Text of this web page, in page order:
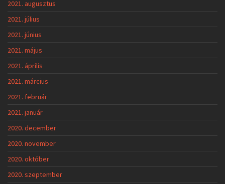
2021. augusztus
2021. július
2021. június
2021. május
2021. április
2021. március
2021. február
2021. január
2020. december
2020. november
2020. október
2020. szeptember